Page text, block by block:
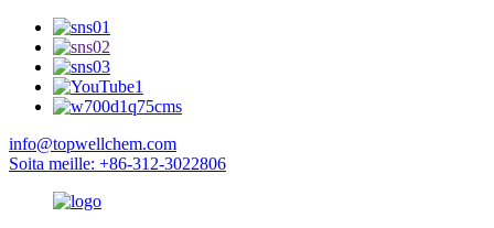
info@topwellchem.com
Soita meille: +86-312-3022806